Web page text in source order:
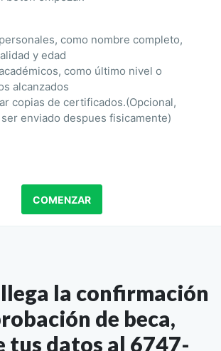
como nombre completo,
y edad
como último nivel o
alcanzados
copias de certificados.(Opcional,
enviado despues fisicamente)
COMENZAR
llega la confirmación
de beca,
tus datos al 6747-